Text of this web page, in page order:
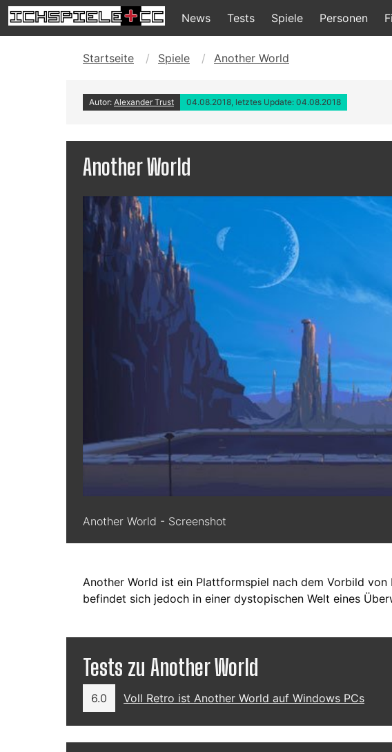
News Tests Spiele Personen
Startseite Spiele Another World
Autor: Alexander Trust 04.08.2018, letztes Update: 04.08.2018
Another World
Another World - Screenshot
Another World ist ein Plattformspiel nach dem Vorbild
befindet sich jedoch in einer dystopischen Welt eines
Tests zu Another World
6.0 Voll Retro ist Another World auf Windows PCs